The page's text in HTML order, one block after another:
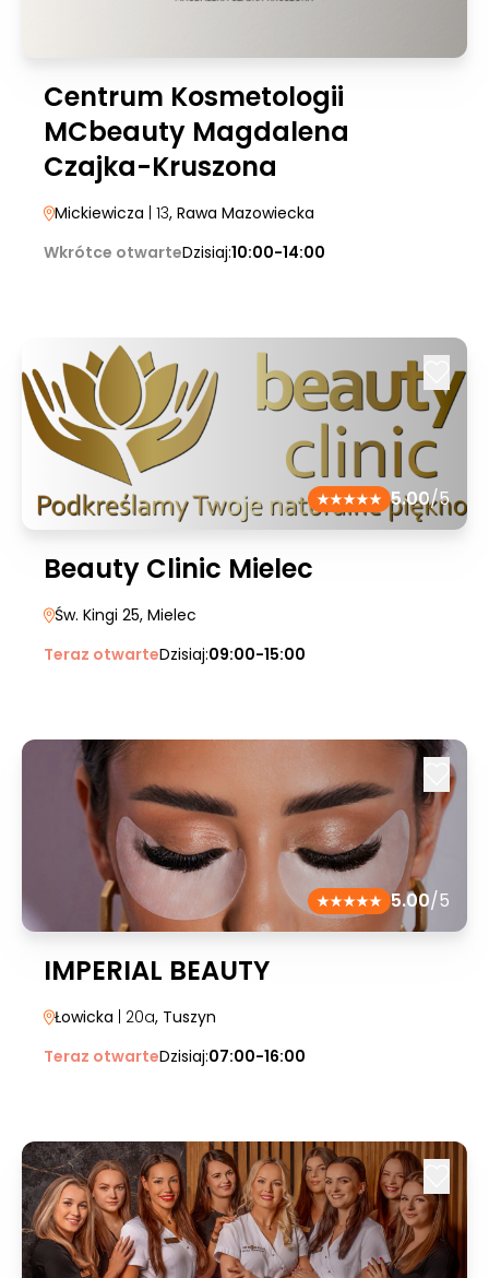
Centrum Kosmetologii
MCbeauty Magdalena
Czajka-Kruszona
Mickiewicza | 13, Rawa Mazowiecka
Wkrótce otwarteDzisiaj:10:00-14:00
5.00/5
Beauty Clinic Mielec
Św. Kingi 25, Mielec
Teraz otwarteDzisiaj:09:00-15:00
5.00/5
IMPERIAL BEAUTY
Łowicka | 20a, Tuszyn
Teraz otwarteDzisiaj:07:00-16:00